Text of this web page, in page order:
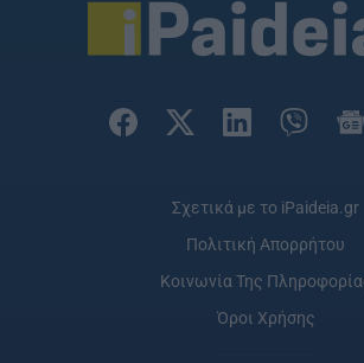
Σχετικά με το iPaideia.gr
Πολιτική Απορρήτου
Κοινωνία Της
Όροι Χρήσης